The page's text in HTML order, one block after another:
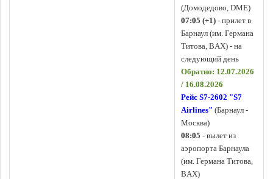
(Домодедово, DME)
07:05 (+1) - прилет в
Барнаул (им. Германа
Титова, BAX) - на
следующий день
Обратно: 12.07.2026
/ 16.08.2026
Рейс S7-2602 "S7
Airlines" (Барнаул -
Москва)
08:05 - вылет из
аэропорта Барнаула
(им. Германа Титова,
BAX)